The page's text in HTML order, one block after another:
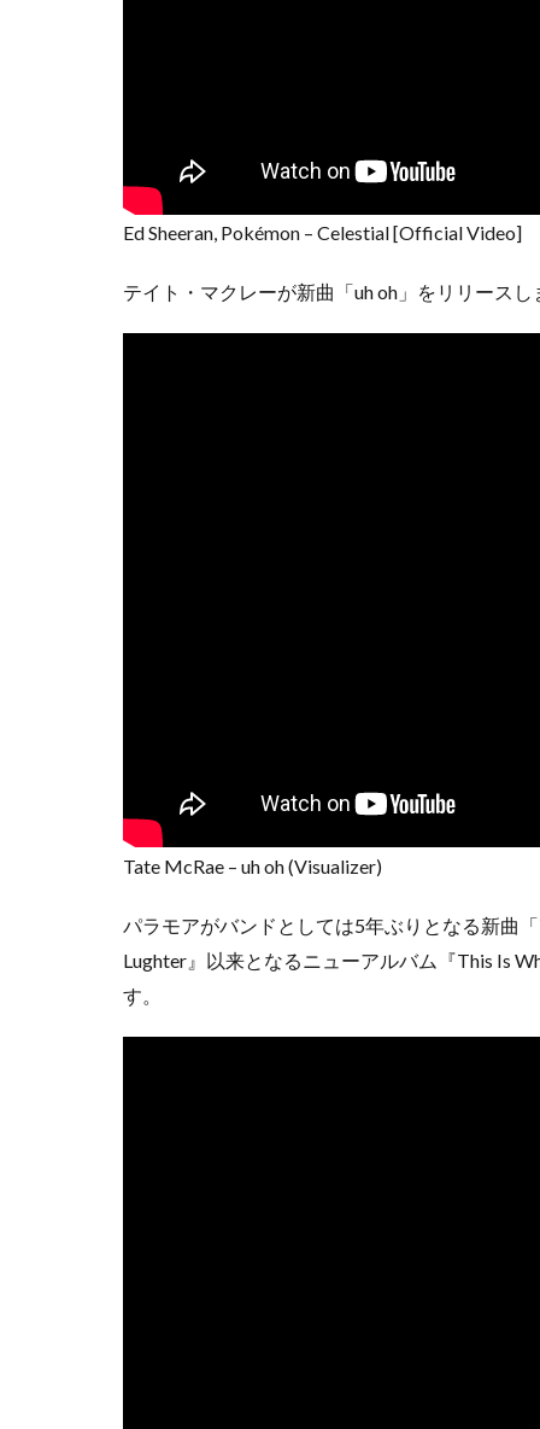
Ed Sheeran, Pokémon – Celestial [Official Video]
テイト・マクレーが新曲「uh oh」をリリースし
Tate McRae – uh oh (Visualizer)
パラモアがバンドとしては5年ぶりとなる新曲
Lughter』以来となるニューアルバム『This Is
す。